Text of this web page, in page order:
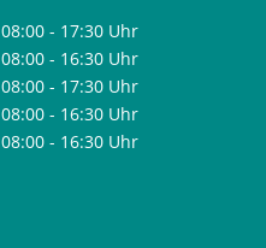
08:00 - 17:30 Uhr
08:00 - 16:30 Uhr
08:00 - 17:30 Uhr
08:00 - 16:30 Uhr
08:00 - 16:30 Uhr